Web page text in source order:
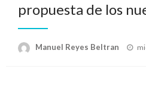
propuesta de los
Manuel Reyes Beltran